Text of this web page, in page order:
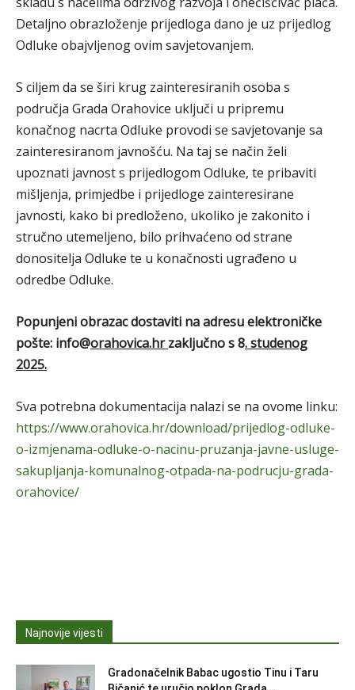
Detaljno obrazloženje prijedloga dano je uz prijedlog
Odluke obajvljenog ovim savjetovanjem.
S ciljem da se širi krug zainteresiranih osoba s
područja Grada Orahovice uključi u pripremu
konačnog nacrta Odluke provodi se savjetovanje sa
zainteresiranom javnošću. Na taj se način želi
upoznati javnost s prijedlogom Odluke, te pribaviti
mišljenja, primjedbe i prijedloge zainteresirane
javnosti, kako bi predloženo, ukoliko je zakonito i
stručno utemeljeno, bilo prihvaćeno od strane
donositelja Odluke te u konačnosti ugrađeno u
odredbe Odluke.
Popunjeni obrazac dostaviti na adresu elektroničke
pošte: info@orahovica.hrzaključno s 8. studenog
2025.
Sva potrebna dokumentacija nalazi se na ovome linku:
https://www.orahovica.hr/download/prijedlog-odluke-
o-izmjenama-odluke-o-nacinu-pruzanja-javne-usluge-
sakupljanja-komunalnog-otpada-na-podrucju-grada-
orahovice/
Najnovije vijesti
Gradonačelnik Babac ugostio Tinu i Taru